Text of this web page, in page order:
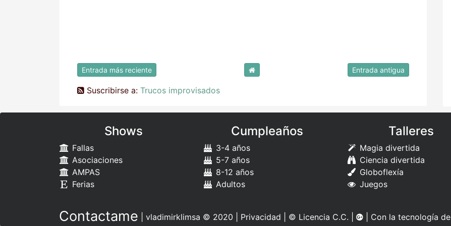
Entrada más reciente Entrada antigua
Suscribirse a: Trucos improvisados
Shows
Fallas
Asociaciones
AMPAS
Ferias
Cumpleaños
3-4 años
5-7 años
8-12 años
Adultos
Talleres
Magia divertida
Ciencia divertida
Globoflexía
Juegos
Contactame vladimirklimsa © 2020 | Privacidad © Licencia C.C. | Con la tecnología de